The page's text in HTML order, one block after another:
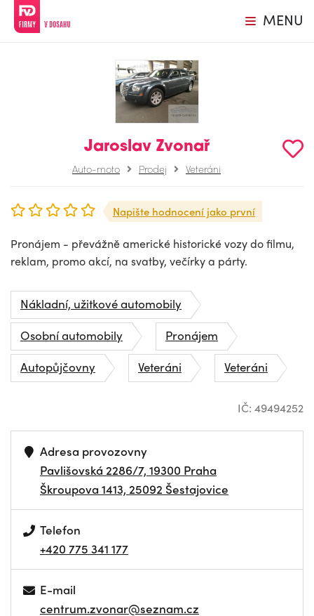
MENU
Jaroslav Zvonař
Auto-moto Prodej Veteráni
Napište hodnocení jako první
Pronájem - převážně americké historické vozy do filmu,
reklam, promo akcí, na svatby, večírky a párty.
Nákladní, užitkové automobily
Osobní automobily
Pronájem
Autopůjčovny
Veteráni Veteráni
IČ: 49494252
Adresa provozovny
Pavlišovská 2286/7, 19300 Praha
Škroupova 1413, 25092 Šestajovice
Telefon
+420 775 341 177
E-mail
centrum.zvonar@seznam.cz